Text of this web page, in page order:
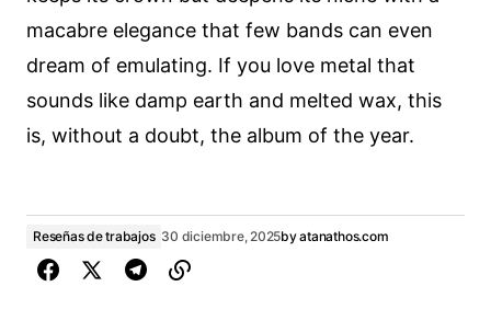
macabre elegance that few bands can even
dream of emulating. If you love metal that
sounds like damp earth and melted wax, this
is, without a doubt, the album of the year.
Reseñas de trabajos 30 diciembre, 2025byatanathos.com